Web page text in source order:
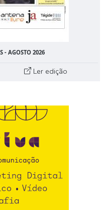
- AGOSTO 2026
Ler edição